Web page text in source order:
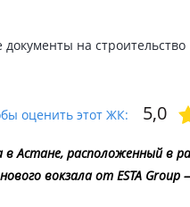
на строительство
оценить этот ЖК: 5,0
Астане, расположенный в
вокзала от ESTA Group